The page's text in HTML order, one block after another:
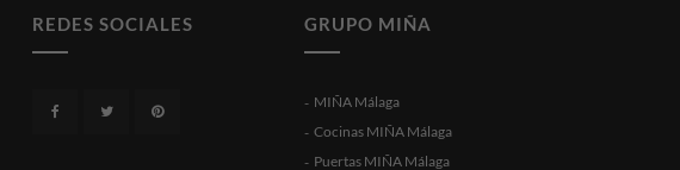
REDES SOCIALES GRUPO MIÑA
MIÑA Málaga
Cocinas MIÑA Málaga
Puertas MIÑA Málaga